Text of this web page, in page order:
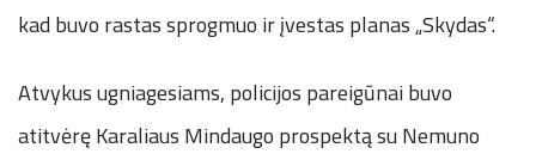
kad buvo rastas sprogmuo ir įvestas planas „Skydas“.
Atvykus ugniagesiams, policijos pareigūnai buvo
atitvėrę Karaliaus Mindaugo prospektą su Nemuno